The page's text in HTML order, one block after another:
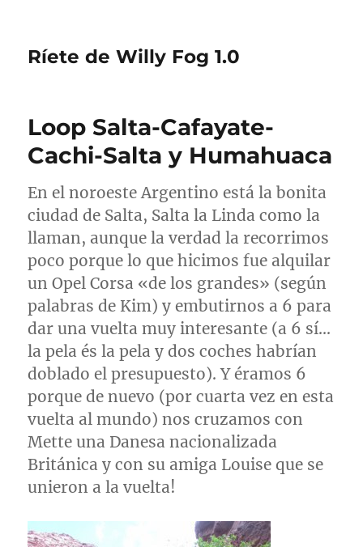
Ríete de Willy Fog 1.0
Loop Salta-Cafayate-
Cachi-Salta y Humahuaca
En el noroeste Argentino está la bonita
ciudad de Salta, Salta la Linda como la
llaman, aunque la verdad la recorrimos
poco porque lo que hicimos fue alquilar
un Opel Corsa «de los grandes» (según
palabras de Kim) y embutirnos a 6 para
dar una vuelta muy interesante (a 6 sí…
la pela és la pela y dos coches habrían
doblado el presupuesto). Y éramos 6
porque de nuevo (por cuarta vez en esta
vuelta al mundo) nos cruzamos con
Mette una Danesa nacionalizada
Británica y con su amiga Louise que se
unieron a la vuelta!